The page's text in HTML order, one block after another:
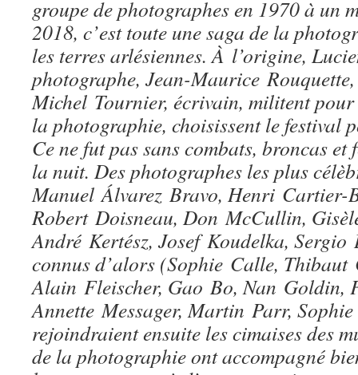
groupe de photographes en 1970 à un
2018, c’est toute une saga de la
les terres arlésiennes. À l’origine,
photographe, Jean-Maurice
Michel Tournier, écrivain, militent pour
la photographie, choisissent le festival
Ce ne fut pas sans combats, broncas et
la nuit. Des photographes les plus
Manuel Álvarez Bravo, Henri Cartier-
Robert Doisneau, Don McCullin,
André Kertész, Josef Koudelka,
connus d’alors (Sophie Calle, Thibaut
Alain Fleischer, Gao Bo, Nan Goldin,
Annette Messager, Martin Parr,
rejoindraient ensuite les cimaises des
de la photographie ont accompagné